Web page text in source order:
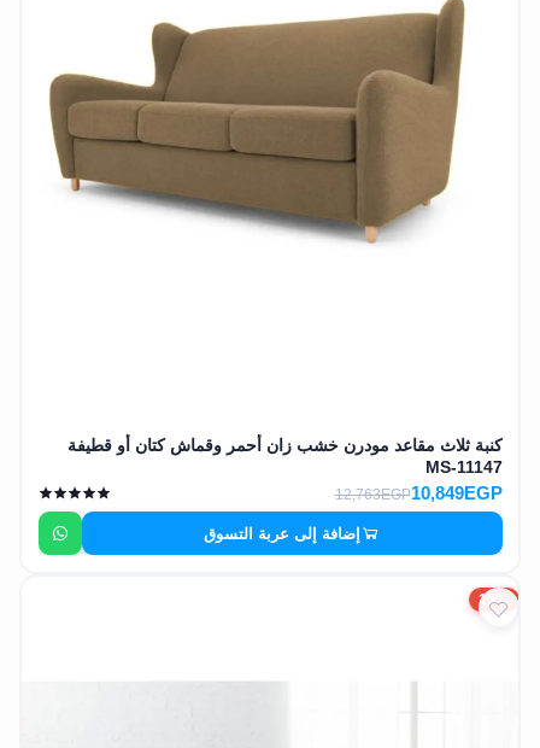
كنبة ثلاث مقاعد مودرن خشب زان أحمر وقماش كتان أو قطيفة
MS-11147
10,849EGP
12,763EGP
إضافة إلى عربة التسوق
15%